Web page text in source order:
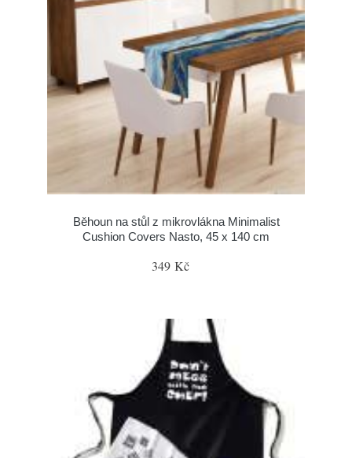
Běhoun na stůl z mikrovlákna Minimalist
Cushion Covers Nasto, 45 x 140 cm
349 Kč